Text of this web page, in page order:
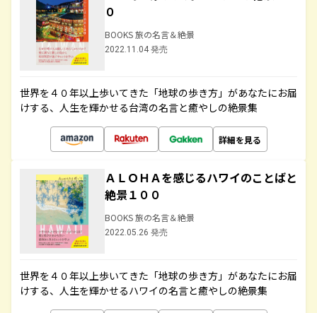
０
BOOKS 旅の名言＆絶景
2022.11.04 発売
世界を４０年以上歩いてきた「地球の歩き方」があなたにお届
けする、人生を輝かせる台湾の名言と癒やしの絶景集
詳細を見る
ＡＬＯＨＡを感じるハワイのことばと
絶景１００
BOOKS 旅の名言＆絶景
2022.05.26 発売
世界を４０年以上歩いてきた「地球の歩き方」があなたにお届
けする、人生を輝かせるハワイの名言と癒やしの絶景集